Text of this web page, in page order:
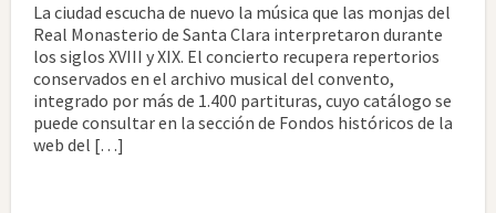
La ciudad escucha de nuevo la música que las monjas del
Real Monasterio de Santa Clara interpretaron durante
los siglos XVIII y XIX. El concierto recupera repertorios
conservados en el archivo musical del convento,
integrado por más de 1.400 partituras, cuyo catálogo se
puede consultar en la sección de Fondos históricos de la
web del […]